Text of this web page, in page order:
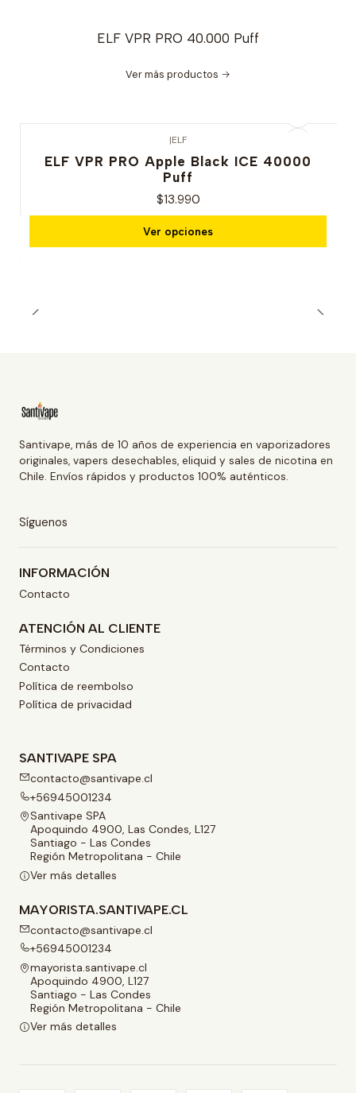
ELF VPR PRO 40.000 Puff
Ver más productos
|ELF
ELF VPR PRO Apple Black ICE 40000
Puff
$13.990
Ver opciones
Santivape, más de 10 años de experiencia en vaporizadores
originales, vapers desechables, eliquid y sales de nicotina en
Chile. Envíos rápidos y productos 100% auténticos.
Síguenos
INFORMACIÓN
Contacto
ATENCIÓN AL CLIENTE
Términos y Condiciones
Contacto
Política de reembolso
Política de privacidad
SANTIVAPE SPA
contacto@santivape.cl
+56945001234
Santivape SPA
Apoquindo 4900, Las Condes, L127
Santiago - Las Condes
Región Metropolitana - Chile
Ver más detalles
MAYORISTA.SANTIVAPE.CL
contacto@santivape.cl
+56945001234
mayorista.santivape.cl
Apoquindo 4900, L127
Santiago - Las Condes
Región Metropolitana - Chile
Ver más detalles